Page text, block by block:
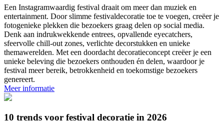
Een Instagramwaardig festival draait om meer dan muziek en
entertainment. Door slimme festivaldecoratie toe te voegen, creëer je
fotogenieke plekken die bezoekers graag delen op social media.
Denk aan indrukwekkende entrees, opvallende eyecatchers,
sfeervolle chill-out zones, verlichte decorstukken en unieke
themawerelden. Met een doordacht decoratieconcept creëer je een
unieke beleving die bezoekers onthouden én delen, waardoor je
festival meer bereik, betrokkenheid en toekomstige bezoekers
genereert.
Meer informatie
10 trends voor festival decoratie in 2026